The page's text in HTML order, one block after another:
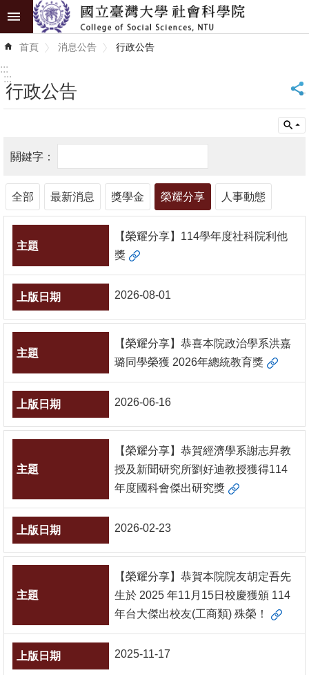
跳到主要內容區塊
進
階
學
學
術
單
研
究
消
息
公
告
際
教
深
耕
法
文
件
首頁 消息公告 行政公告
:::
:::
行政公告 _
全部 最新消息 獎學金 榮耀分享 人事動態
【榮耀分享】114學年度社科院利他
獎
2026-08-01
【榮耀分享】恭喜本院政治學系洪嘉
璐同學榮獲 2026年總統教育獎
2026-06-16
【榮耀分享】恭賀經濟學系謝志昇教
授及新聞研究所劉好迪教授獲得114
年度國科會傑出研究獎
2026-02-23
【榮耀分享】恭賀本院院友胡定吾先
生於 2025 年11月15日校慶獲頒 114
年台大傑出校友(工商類) 殊榮！
2025-11-17